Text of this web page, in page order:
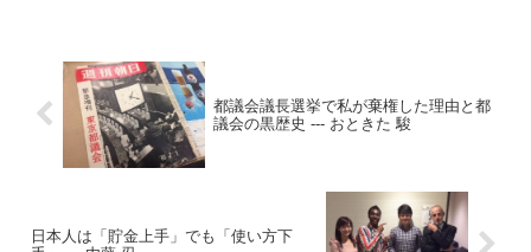
都議会議長選挙で私が棄権した理由と都
議会の黒歴史 --- おときた 駿
日本人は「貯金上手」でも「使い方下